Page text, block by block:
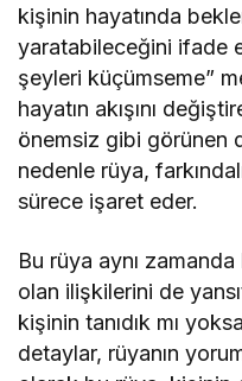
kişinin hayatında
yaratabileceğini ifade
şeyleri küçümseme”
hayatın akışını
önemsiz gibi görünen
nedenle rüya,
sürece işaret eder.
Bu rüya aynı
olan ilişkilerini de
kişinin tanıdık mı
detaylar, rüyanın